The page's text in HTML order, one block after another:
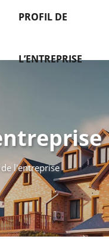
PROFIL DE
L’ENTREPRISE
l'entreprise